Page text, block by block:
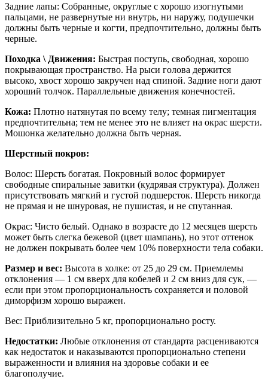
Задние лапы: Собранные, округлые с хорошо изогнутыми
пальцами, не развернутые ни внутрь, ни наружу, подушечки
должны быть черные и когти, предпочтительно, должны быть
черные.
Походка \ Движения: Быстрая поступь, свободная, хорошо
покрывающая пространство. На рыси голова держится
высоко, хвост хорошо закручен над спиной. Задние ноги дают
хороший толчок. Параллельные движения конечностей.
Кожа: Плотно натянутая по всему телу; темная пигментация
предпочтительна; тем не менее это не влияет на окрас шерсти.
Мошонка желательно должна быть черная.
Шерстный покров:
Волос: Шерсть богатая. Покровный волос формирует
свободные спиральные завитки (кудрявая структура). Должен
присутствовать мягкий и густой подшерсток. Шерсть никогда
не прямая и не шнуровая, не пушистая, и не спутанная.
Окрас: Чисто белый. Однако в возрасте до 12 месяцев шерсть
может быть слегка бежевой (цвет шампань), но этот оттенок
не должен покрывать более чем 10% поверхности тела собаки.
Размер и вес: Высота в холке: от 25 до 29 см. Приемлемы
отклонения — 1 см вверх для кобелей и 2 см вниз для сук, —
если при этом пропорциональность сохраняется и половой
диморфизм хорошо выражен.
Вес: Приблизительно 5 кг, пропорционально росту.
Недостатки: Любые отклонения от стандарта расцениваются
как недостаток и наказываются пропорционально степени
выраженности и влияния на здоровье собаки и ее
благополучие.